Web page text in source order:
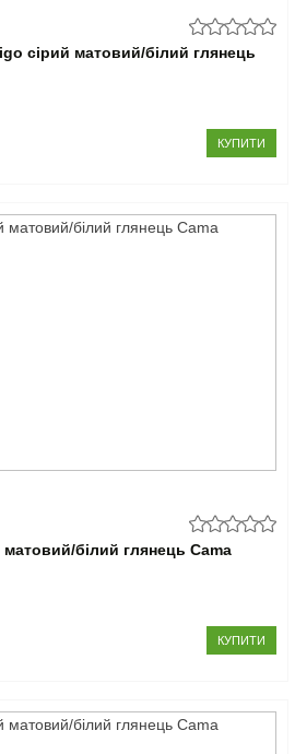
сірий матовий/білий глянець
КУПИТИ
матовий/білий глянець Cama
КУПИТИ